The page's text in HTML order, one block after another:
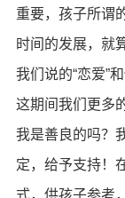
重要，孩子所谓
时间的发展，就
我们说的“恋爱”
这期间我们更多
我是善良的吗？
定，给予支持！
式，供孩子参考